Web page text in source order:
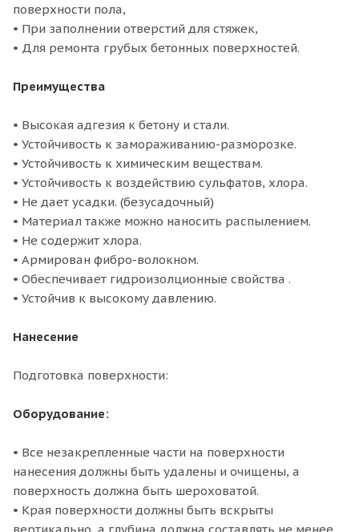
поверхности пола,
• При заполнении отверстий для стяжек,
• Для ремонта грубых бетонных поверхностей.
Преимущества
• Высокая адгезия к бетону и стали.
• Устойчивость к замораживанию-разморозке.
• Устойчивость к химическим веществам.
• Устойчивость к воздействию сульфатов, хлора.
• Не дает усадки. (безусадочный)
• Материал также можно наносить распылением.
• Не содержит хлора.
• Армирован фибро-волокном.
• Обеспечивает гидроизолционные свойства .
• Устойчив к высокому давлению.
Нанесение
Подготовка поверхности:
Оборудование:
• Все незакрепленные части на поверхности
нанесения должны быть удалены и очищены, а
поверхность должна быть шероховатой.
• Края поверхности должны быть вскрыты